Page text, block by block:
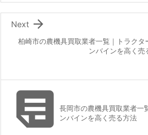
柏崎市の農機具買取業者一覧｜トラクタ
ンバインを高く売

Next
長岡市の農機具買取業者一
ンバインを高く売る方法